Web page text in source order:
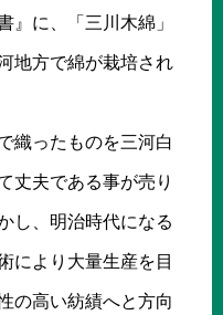
』に、「三川木綿」
地方で綿が栽培され
織ったものを三河白
丈夫である事が売り
し、明治時代になる
により大量生産を目
の高い紡績へと方向